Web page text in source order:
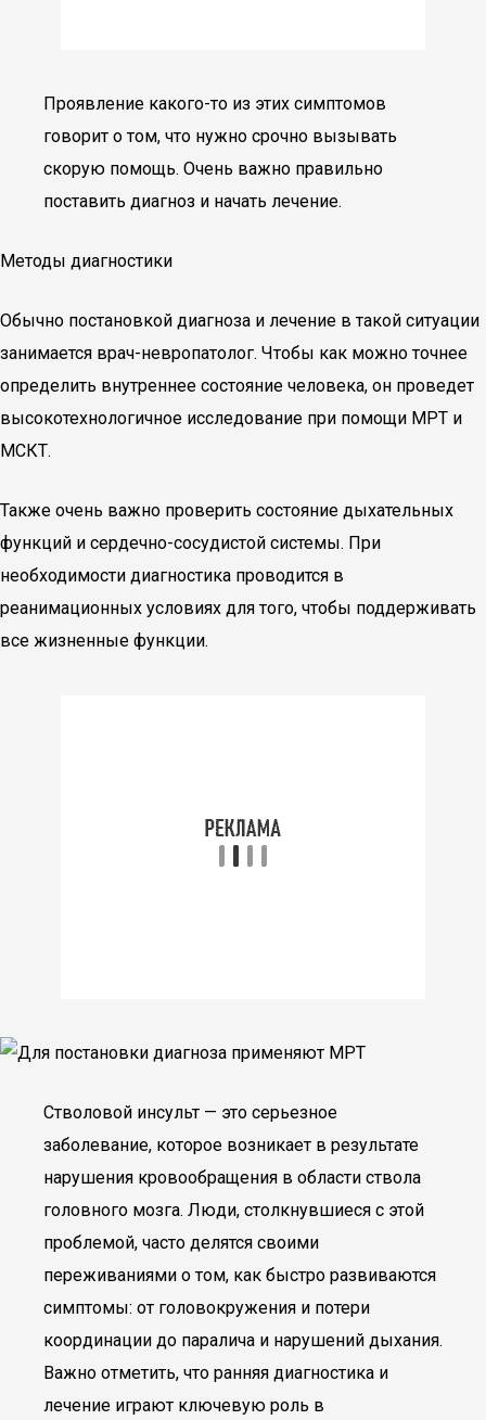
Проявление какого-то из этих симптомов
говорит о том, что нужно срочно вызывать
скорую помощь. Очень важно правильно
поставить диагноз и начать лечение.
Методы диагностики
Обычно постановкой диагноза и лечение в такой ситуации
занимается врач-невропатолог. Чтобы как можно точнее
определить внутреннее состояние человека, он проведет
высокотехнологичное исследование при помощи МРТ и
МСКТ.
Также очень важно проверить состояние дыхательных
функций и сердечно-сосудистой системы. При
необходимости диагностика проводится в
реанимационных условиях для того, чтобы поддерживать
все жизненные функции.
Стволовой инсульт — это серьезное
заболевание, которое возникает в результате
нарушения кровообращения в области ствола
головного мозга. Люди, столкнувшиеся с этой
проблемой, часто делятся своими
переживаниями о том, как быстро развиваются
симптомы: от головокружения и потери
координации до паралича и нарушений дыхания.
Важно отметить, что ранняя диагностика и
лечение играют ключевую роль в